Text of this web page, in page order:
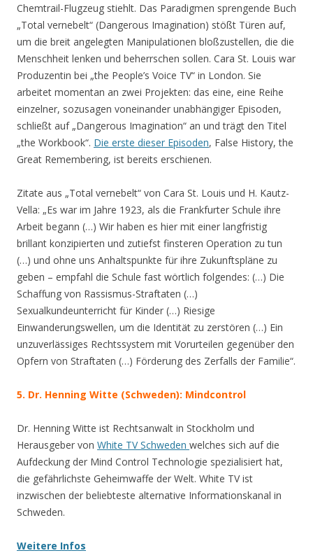
Chemtrail-Flugzeug stiehlt. Das Paradigmen sprengende Buch
„Total vernebelt“ (Dangerous Imagination) stößt Türen auf,
um die breit angelegten Manipulationen bloßzustellen, die die
Menschheit lenken und beherrschen sollen. Cara St. Louis war
Produzentin bei „the People’s Voice TV“ in London. Sie
arbeitet momentan an zwei Projekten: das eine, eine Reihe
einzelner, sozusagen voneinander unabhängiger Episoden,
schließt auf „Dangerous Imagination“ an und trägt den Titel
„the Workbook“. Die erste dieser Episoden, False History, the
Great Remembering, ist bereits erschienen.
Zitate aus „Total vernebelt“ von Cara St. Louis und H. Kautz-
Vella: „Es war im Jahre 1923, als die Frankfurter Schule ihre
Arbeit begann (…) Wir haben es hier mit einer langfristig
brillant konzipierten und zutiefst finsteren Operation zu tun
(…) und ohne uns Anhaltspunkte für ihre Zukunftspläne zu
geben – empfahl die Schule fast wörtlich folgendes: (…) Die
Schaffung von Rassismus-Straftaten (…)
Sexualkundeunterricht für Kinder (…) Riesige
Einwanderungswellen, um die Identität zu zerstören (…) Ein
unzuverlässiges Rechtssystem mit Vorurteilen gegenüber den
Opfern von Straftaten (…) Förderung des Zerfalls der Familie“.
5. Dr. Henning Witte (Schweden): Mindcontrol
Dr. Henning Witte ist Rechtsanwalt in Stockholm und
Herausgeber von White TV Schweden welches sich auf die
Aufdeckung der Mind Control Technologie spezialisiert hat,
die gefährlichste Geheimwaffe der Welt. White TV ist
inzwischen der beliebteste alternative Informationskanal in
Schweden.
Weitere Infos